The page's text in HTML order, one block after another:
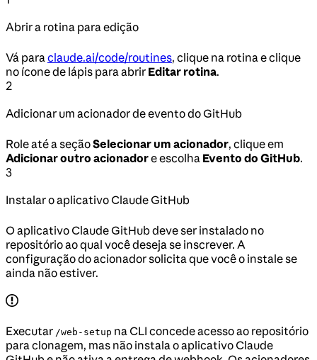
Abrir a rotina para edição
Vá paraclaude.ai/code/routines, clique na rotina e clique
no ícone de lápis para abrir Editar rotina.
2
Adicionar um acionador de evento do GitHub
Role até a seçãoSelecionar um acionador, clique em
Adicionar outro acionadore escolha Evento do GitHub.
3
Instalar o aplicativo Claude GitHub
O aplicativo Claude GitHub deve ser instalado no
repositório ao qual você deseja se inscrever. A
configuração do acionador solicita que você o instale se
ainda não estiver.
Executar /web-setup na CLI concede acesso ao repositório
para clonagem, mas não instala o aplicativo Claude